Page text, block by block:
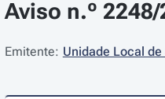
Aviso n.º
Emitente: Unidade Local